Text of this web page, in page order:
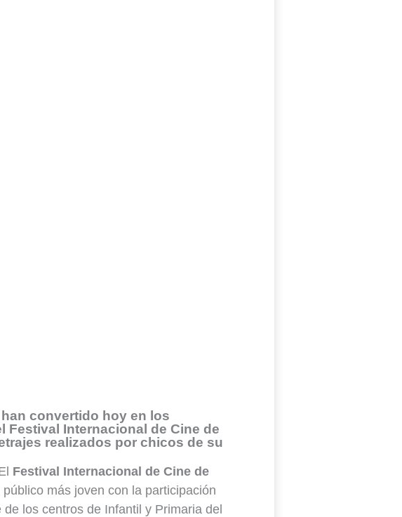
convertido hoy en los
Festival Internacional de Cine de
realizados por chicos de su
Festival Internacional de Cine de
más joven con la participación
los centros de Infantil y Primaria del